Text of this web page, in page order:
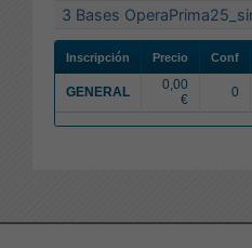
3 Bases
Inscripción Precio Conf
GENERAL
0,00
€
0